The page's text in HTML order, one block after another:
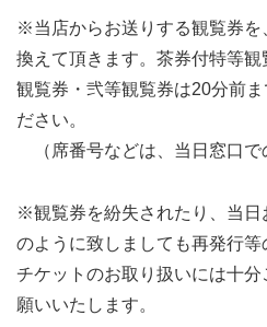
※当店からお送りする観覧券を
換えて頂きます。茶券付特等
観覧券・弐等観覧券は20分前
ださい。
（席番号などは、当日窓口で
※観覧券を紛失されたり、当日
のように致しましても再発行等
チケットのお取り扱いには十
願いいたします。